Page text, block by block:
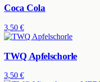
Coca Cola
3,50 €
TWQ Apfelschorle
3,50 €